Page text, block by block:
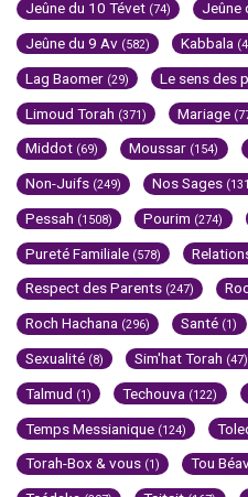
Jeûne du 10 Tévet (74) Jeûne
Jeûne du 9 Av (582) Kabbala
Lag Baomer (29) Le sens des
Limoud Torah (371) Mariage
Middot (69) Moussar (154)
Non-Juifs (249) Nos Sages
Pessah (1508) Pourim (274)
Pureté Familiale (578)
Respect des Parents (247)
Roch Hachana (296) Santé (1)
Sexualité (8) Sim'hat Torah (47)
Talmud (1) Techouva (122)
Temps Messianique (124)
Torah-Box & vous (1) Tou